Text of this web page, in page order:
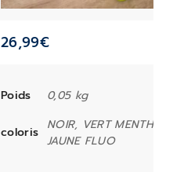
26,99€
Poids 0,05 kg
coloris NOIR, VERT MENTHE,
JAUNE FLUO